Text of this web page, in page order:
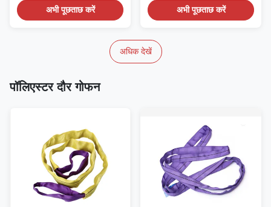
अभी पूछताछ करें अभी पूछताछ करें
अधिक देखें
पॉलिएस्टर दौर गोफन